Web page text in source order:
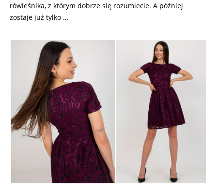
rówieśnika, z którym dobrze się rozumiecie. A później
zostaje już tylko …